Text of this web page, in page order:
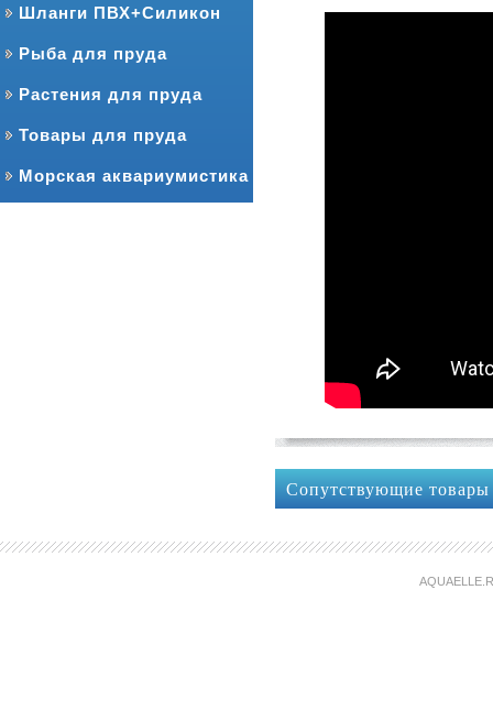
Шланги ПВХ+Силикон
Рыба для пруда
Растения для пруда
Товары для пруда
Морская аквариумистика
Сопутствующие товары